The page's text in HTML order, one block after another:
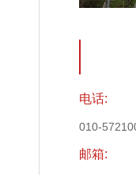
电话:
010-
邮箱: